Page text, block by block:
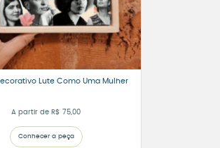
Lute Como Uma Mulher
A partir de R$ 75,00
Conhecer a peça